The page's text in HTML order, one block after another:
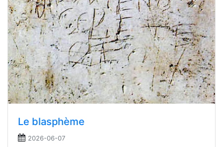
Le blasphème
2026-06-07